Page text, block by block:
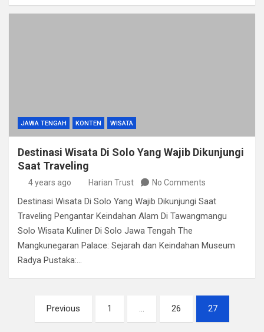
JAWA TENGAH KONTEN WISATA
Destinasi Wisata Di Solo Yang Wajib Dikunjungi
Saat Traveling
4 years ago Harian Trust No Comments
Destinasi Wisata Di Solo Yang Wajib Dikunjungi Saat
Traveling Pengantar Keindahan Alam Di Tawangmangu
Solo Wisata Kuliner Di Solo Jawa Tengah The
Mangkunegaran Palace: Sejarah dan Keindahan Museum
Radya Pustaka:…
pagination
Previous 1 … 26 27